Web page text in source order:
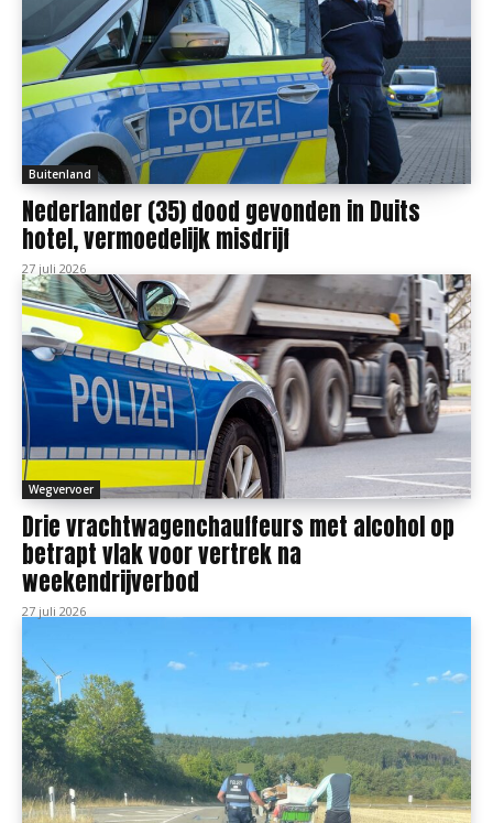
Buitenland
Nederlander (35) dood gevonden in Duits
hotel, vermoedelijk misdrijf
27 juli 2026
Wegvervoer
Drie vrachtwagenchauffeurs met alcohol op
betrapt vlak voor vertrek na
weekendrijverbod
27 juli 2026